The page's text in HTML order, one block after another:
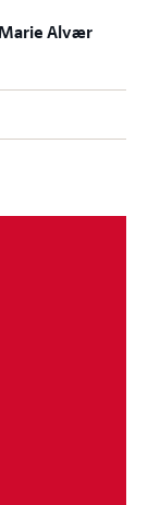
Alvær